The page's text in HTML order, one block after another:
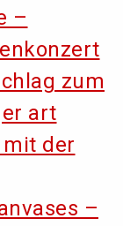
–
zum
art
der
–